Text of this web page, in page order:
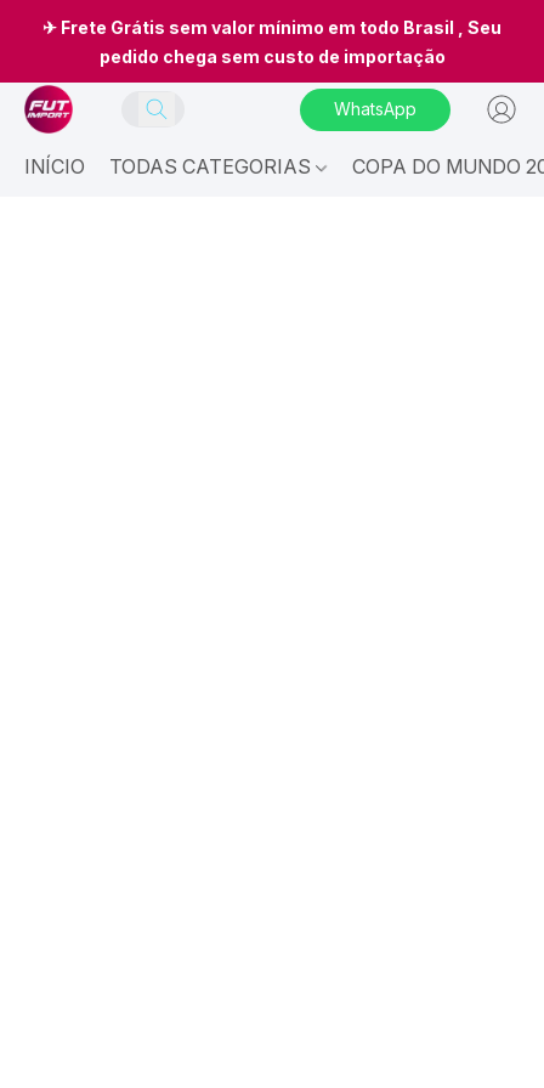
✈ Frete Grátis sem valor mínimo em todo Brasil , Seu
pedido chega sem custo de importação
WhatsApp
INÍCIO TODAS CATEGORIAS COPA DO MUNDO